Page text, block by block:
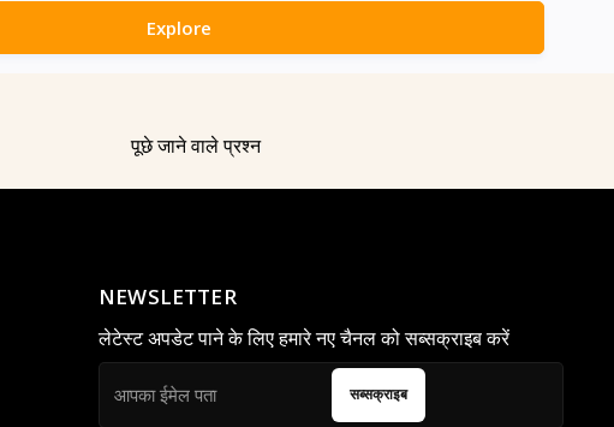
Explore
पूछे जाने वाले प्रश्न
NEWSLETTER
लेटेस्ट अपडेट पाने के लिए हमारे नए चैनल को सब्सक्राइब करें
सब्सक्राइब